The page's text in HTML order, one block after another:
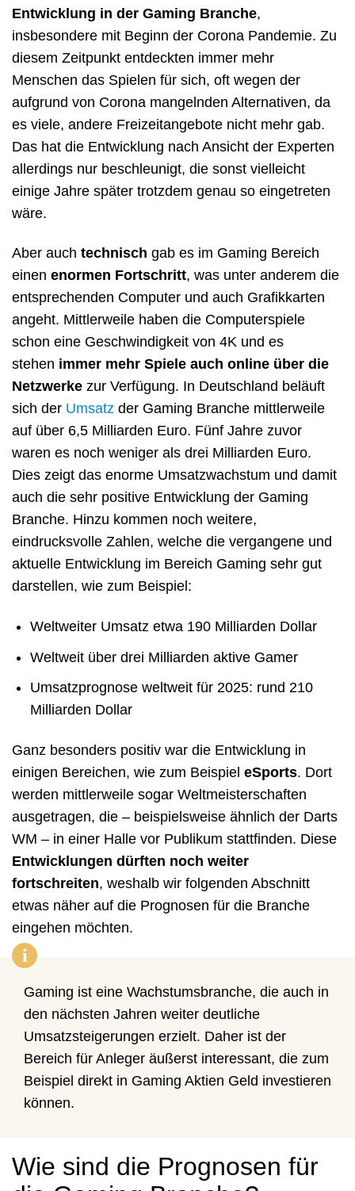
Entwicklung in der Gaming Branche,
insbesondere mit Beginn der Corona Pandemie. Zu
diesem Zeitpunkt entdeckten immer mehr
Menschen das Spielen für sich, oft wegen der
aufgrund von Corona mangelnden Alternativen, da
es viele, andere Freizeitangebote nicht mehr gab.
Das hat die Entwicklung nach Ansicht der Experten
allerdings nur beschleunigt, die sonst vielleicht
einige Jahre später trotzdem genau so eingetreten
wäre.
Aber auch technisch gab es im Gaming Bereich
einen enormen Fortschritt, was unter anderem die
entsprechenden Computer und auch Grafikkarten
angeht. Mittlerweile haben die Computerspiele
schon eine Geschwindigkeit von 4K und es
stehen immer mehr Spiele auch online über die
Netzwerke zur Verfügung. In Deutschland beläuft
sich der Umsatz der Gaming Branche mittlerweile
auf über 6,5 Milliarden Euro. Fünf Jahre zuvor
waren es noch weniger als drei Milliarden Euro.
Dies zeigt das enorme Umsatzwachstum und damit
auch die sehr positive Entwicklung der Gaming
Branche. Hinzu kommen noch weitere,
eindrucksvolle Zahlen, welche die vergangene und
aktuelle Entwicklung im Bereich Gaming sehr gut
darstellen, wie zum Beispiel:
Weltweiter Umsatz etwa 190 Milliarden Dollar
Weltweit über drei Milliarden aktive Gamer
Umsatzprognose weltweit für 2025: rund 210
Milliarden Dollar
Ganz besonders positiv war die Entwicklung in
einigen Bereichen, wie zum Beispiel eSports. Dort
werden mittlerweile sogar Weltmeisterschaften
ausgetragen, die – beispielsweise ähnlich der Darts
WM – in einer Halle vor Publikum stattfinden. Diese
Entwicklungen dürften noch weiter
fortschreiten, weshalb wir folgenden Abschnitt
etwas näher auf die Prognosen für die Branche
eingehen möchten.
i
Gaming ist eine Wachstumsbranche, die auch in
den nächsten Jahren weiter deutliche
Umsatzsteigerungen erzielt. Daher ist der
Bereich für Anleger äußerst interessant, die zum
Beispiel direkt in Gaming Aktien Geld investieren
können.
Wie sind die Prognosen für